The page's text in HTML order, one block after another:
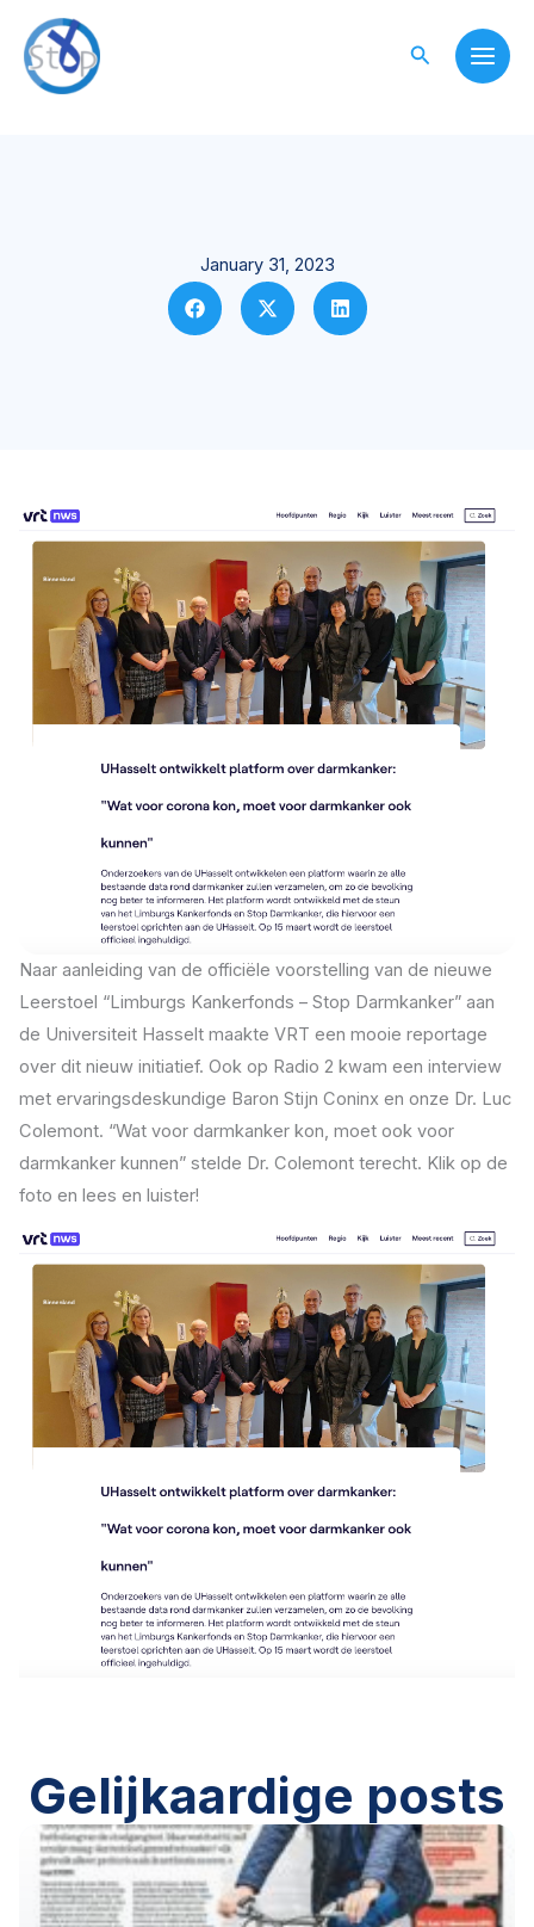
content
Search
January 31, 2023
Naar aanleiding van de officiële voorstelling van de nieuwe
Leerstoel “Limburgs Kankerfonds – Stop Darmkanker” aan
de Universiteit Hasselt maakte VRT een mooie reportage
over dit nieuw initiatief. Ook op Radio 2 kwam een interview
met ervaringsdeskundige Baron Stijn Coninx en onze Dr. Luc
Colemont. “Wat voor darmkanker kon, moet ook voor
darmkanker kunnen” stelde Dr. Colemont terecht. Klik op de
foto en lees en luister!
Gelijkaardige posts